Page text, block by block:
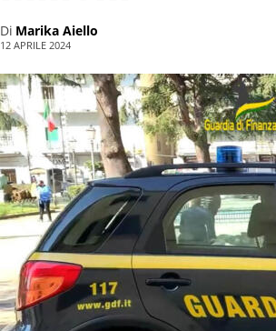
Di Marika Aiello
12 APRILE 2024